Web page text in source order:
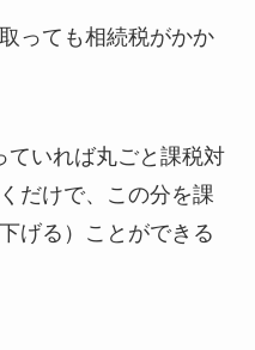
っても相続税がかか
ていれば丸ごと課税対
だけで、この分を課
げる）ことができる